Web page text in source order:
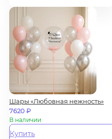
Шары «Любовная нежность»
7620₽
В наличии
Купить